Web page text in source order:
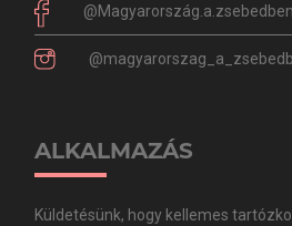
@Magyarország.a.zsebedben
ALKALMAZÁS
Küldetésünk, hogy kellemes